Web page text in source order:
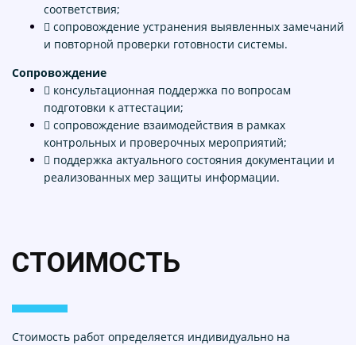
соответствия;
 сопровождение устранения выявленных замечаний
и повторной проверки готовности системы.
Сопровождение
 консультационная поддержка по вопросам
подготовки к аттестации;
 сопровождение взаимодействия в рамках
контрольных и проверочных мероприятий;
 поддержка актуального состояния документации и
реализованных мер защиты информации.
СТОИМОСТЬ
Стоимость работ определяется индивидуально на